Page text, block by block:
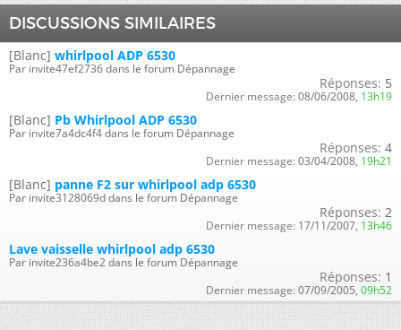
DISCUSSIONS SIMILAIRES
[Blanc] whirlpool ADP 6530
Par invite47ef2736 dans le forum Dépannage
Réponses: 5
Dernier message: 08/06/2008, 13h19
[Blanc] Pb Whirlpool ADP 6530
Par invite7a4dc4f4 dans le forum Dépannage
Réponses: 4
Dernier message: 03/04/2008, 19h21
[Blanc] panne F2 sur whirlpool adp 6530
Par invite3128069d dans le forum Dépannage
Réponses: 2
Dernier message: 17/11/2007, 13h46
Lave vaisselle whirlpool adp 6530
Par invite236a4be2 dans le forum Dépannage
Réponses: 1
Dernier message: 07/09/2005, 09h52